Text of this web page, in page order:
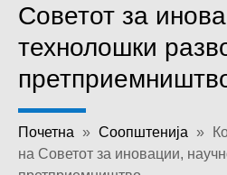
Советот за
технолошки
Почетна » Соопштенија »
на Советот за иновации,